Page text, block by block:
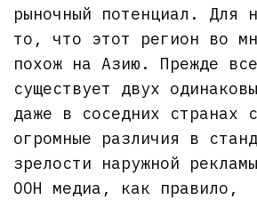
рыночный потенциал. Для
то, что этот регион во
похож на Азию. Прежде
существует двух
даже в соседних странах
огромные различия в
зрелости наружной
OOH медиа, как правило,